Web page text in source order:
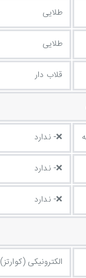
طلایی
طلایی
قلاب دار
❌- ندارد
❌- ندارد
❌- ندارد
الکترونیکی (کوارتز)